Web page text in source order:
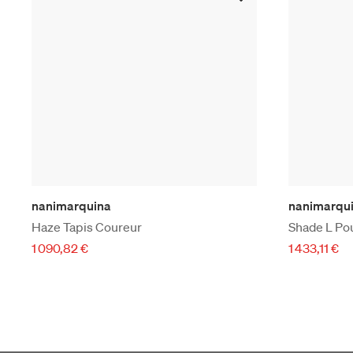
nanimarquina
Haze Tapis Coureur
1 090,82 €
Shade L
1 433,11 €